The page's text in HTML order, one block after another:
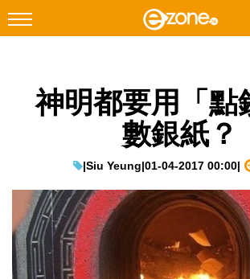
Facebook Instagram
遊戲動漫
教學評測
EduTech
神明都要用「點
數銀紙？
|Siu Yeung|01-04-2017 00:00|